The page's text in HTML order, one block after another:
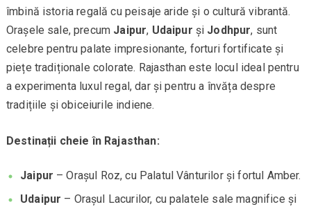
îmbină istoria regală cu peisaje aride și o cultură vibrantă.
Orașele sale, precum Jaipur, Udaipur și Jodhpur, sunt
celebre pentru palate impresionante, forturi fortificate și
piețe tradiționale colorate. Rajasthan este locul ideal pentru
a experimenta luxul regal, dar și pentru a învăța despre
tradițiile și obiceiurile indiene.
Destinații cheie în Rajasthan:
Jaipur – Orașul Roz, cu Palatul Vânturilor și fortul Amber.
Udaipur – Orașul Lacurilor, cu palatele sale magnifice și